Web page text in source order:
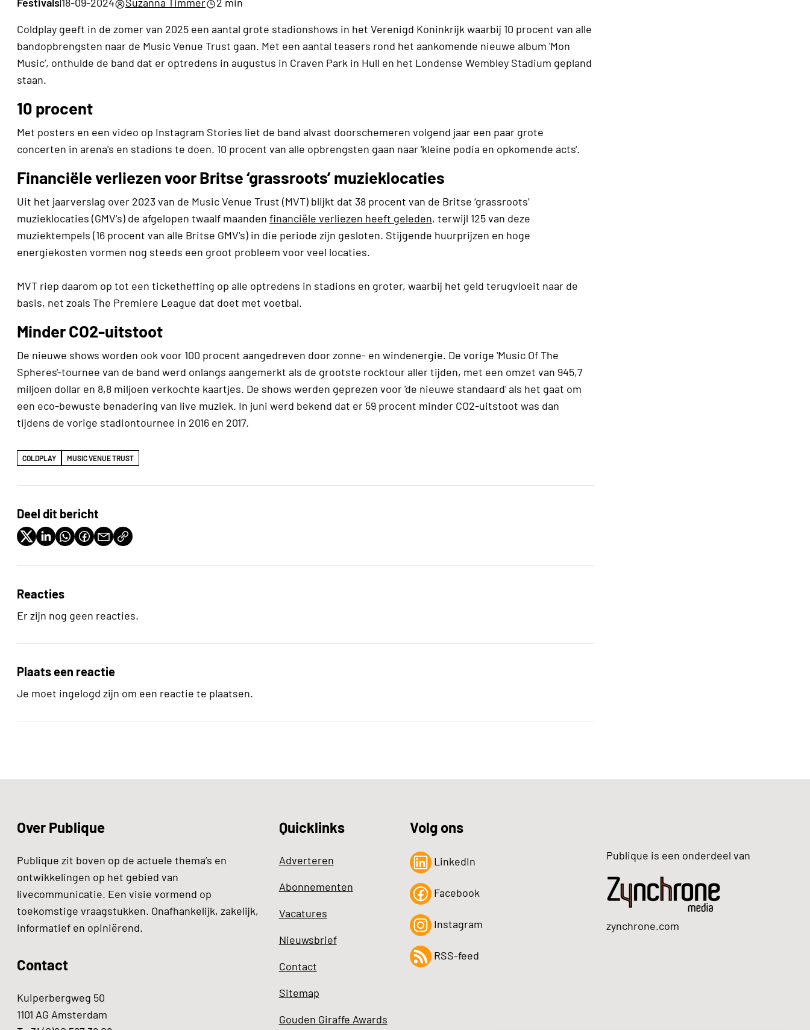
Coldplay geeft in de zomer van 2025 een aantal grote stadionshows in het Verenigd Koninkrijk waarbij 10 procent van alle
bandopbrengsten naar de Music Venue Trust gaan. Met een aantal teasers rond het aankomende nieuwe album 'Mon
Music', onthulde de band dat er optredens in augustus in Craven Park in Hull en het Londense Wembley Stadium gepland
staan.
10 procent
Met posters en een video op Instagram Stories liet de band alvast doorschemeren volgend jaar een paar grote
concerten in arena's en stadions te doen. 10 procent van alle opbrengsten gaan naar 'kleine podia en opkomende acts'.
Financiële verliezen voor Britse ‘grassroots’ muzieklocaties
Uit het jaarverslag over 2023 van de Music Venue Trust (MVT) blijkt dat 38 procent van de Britse ‘grassroots’
muzieklocaties (GMV's) de afgelopen twaalf maanden financiële verliezen heeft geleden, terwijl 125 van deze
muziektempels (16 procent van alle Britse GMV's) in die periode zijn gesloten. Stijgende huurprijzen en hoge
energiekosten vormen nog steeds een groot probleem voor veel locaties.
MVT riep daarom op tot een ticketheffing op alle optredens in stadions en groter, waarbij het geld terugvloeit naar de
basis, net zoals The Premiere League dat doet met voetbal.
Minder CO2-uitstoot
De nieuwe shows worden ook voor 100 procent aangedreven door zonne- en windenergie. De vorige 'Music Of The
Spheres'-tournee van de band werd onlangs aangemerkt als de grootste rocktour aller tijden, met een omzet van 945,7
miljoen dollar en 8,8 miljoen verkochte kaartjes. De shows werden geprezen voor 'de nieuwe standaard' als het gaat om
een eco-bewuste benadering van live muziek. In juni werd bekend dat er 59 procent minder CO2-uitstoot was dan
tijdens de vorige stadiontournee in 2016 en 2017.
COLDPLAY MUSIC VENUE TRUST
Deel dit bericht
Reacties
Er zijn nog geen reacties.
Plaats een reactie
Je moet ingelogd zijn om een reactie te plaatsen.
Over Publique
Publique zit boven op de actuele thema’s en
ontwikkelingen op het gebied van
livecommunicatie. Een visie vormend op
toekomstige vraagstukken. Onafhankelijk, zakelijk,
informatief en opiniërend.
Contact
Kuiperbergweg 50
1101 AG Amsterdam
Quicklinks
Adverteren
Abonnementen
Vacatures
Nieuwsbrief
Contact
Sitemap
Gouden Giraffe Awards
Volg ons
LinkedIn
Facebook
Instagram
RSS-feed
Publique is een onderdeel van
zynchrone.com